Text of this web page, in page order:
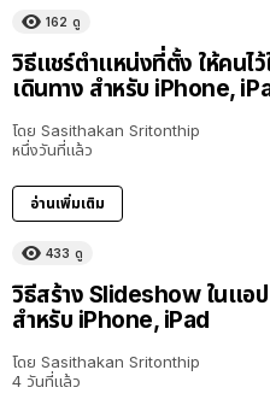
162 ดู
วิธีแชร์ตำแหน่งที่ตั้ง ให้คนไ
เดินทาง สำหรับ iPhone,
โดย Sasithakan Sritonthip
หนึ่งวันที่แล้ว
อ่านเพิ่มเติม
433 ดู
วิธีสร้าง Slideshow ในแอ
สำหรับ iPhone, iPad
โดย Sasithakan Sritonthip
4 วันที่แล้ว